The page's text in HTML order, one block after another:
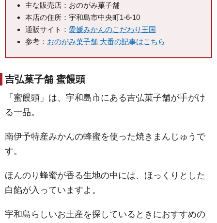
主な販売店：おのがみ菓子舗
本店の住所：宇和島市中央町1-6-10
通販サイト： 愛媛みかんのこだわり王国
参考： おのがみ菓子舗 大番の記事はこちら
吉弘菓子舗 蜜饅頭
「蜜饅頭」は、宇和島市にある吉弘菓子舗が手がけ
る一品。
南伊予特産みかんの蜂蜜を使った焼きまんじゅうで
す。
ほんのり蜂蜜が香る生地の中には、ほっくりとした
白餡が入っていますよ。
宇和島らしいお土産を探しているときにおすすめの